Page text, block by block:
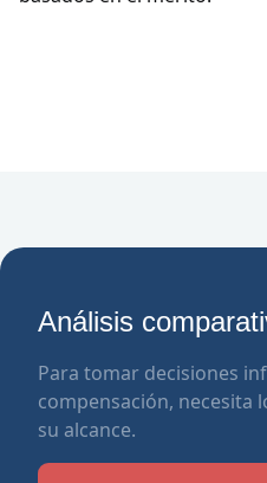
Análisis
Para tomar decisiones
compensación, necesita
su alcance.